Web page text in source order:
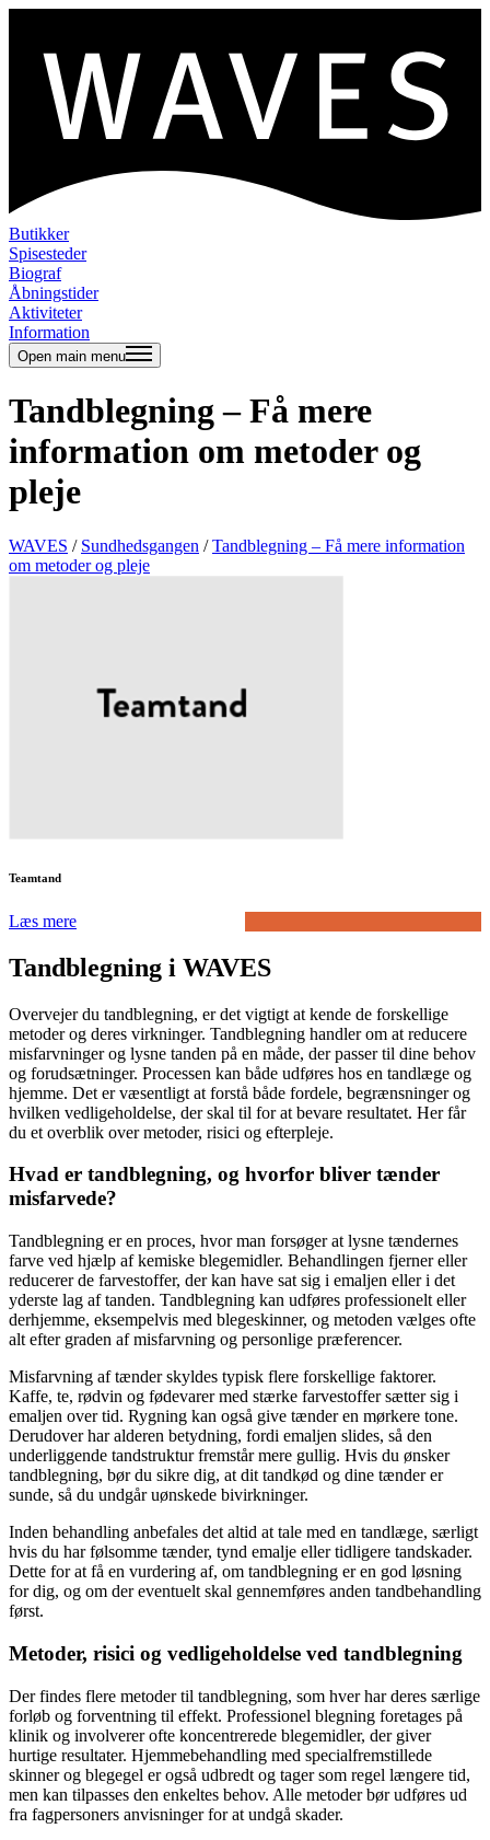
Butikker
Spisesteder
Biograf
Åbningstider
Aktiviteter
Information
Open main menu
Tandblegning – Få mere
information om metoder og
pleje
WAVES / Sundhedsgangen /Tandblegning – Få mere information
om metoder og pleje
Teamtand
Læs mere
Tandblegning i WAVES
Overvejer du tandblegning, er det vigtigt at kende de forskellige
metoder og deres virkninger. Tandblegning handler om at reducere
misfarvninger og lysne tanden på en måde, der passer til dine behov
og forudsætninger. Processen kan både udføres hos en tandlæge og
hjemme. Det er væsentligt at forstå både fordele, begrænsninger og
hvilken vedligeholdelse, der skal til for at bevare resultatet. Her får
du et overblik over metoder, risici og efterpleje.
Hvad er tandblegning, og hvorfor bliver tænder
misfarvede?
Tandblegning er en proces, hvor man forsøger at lysne tændernes
farve ved hjælp af kemiske blegemidler. Behandlingen fjerner eller
reducerer de farvestoffer, der kan have sat sig i emaljen eller i det
yderste lag af tanden. Tandblegning kan udføres professionelt eller
derhjemme, eksempelvis med blegeskinner, og metoden vælges ofte
alt efter graden af misfarvning og personlige præferencer.
Misfarvning af tænder skyldes typisk flere forskellige faktorer.
Kaffe, te, rødvin og fødevarer med stærke farvestoffer sætter sig i
emaljen over tid. Rygning kan også give tænder en mørkere tone.
Derudover har alderen betydning, fordi emaljen slides, så den
underliggende tandstruktur fremstår mere gullig. Hvis du ønsker
tandblegning, bør du sikre dig, at dit tandkød og dine tænder er
sunde, så du undgår uønskede bivirkninger.
Inden behandling anbefales det altid at tale med en tandlæge, særligt
hvis du har følsomme tænder, tynd emalje eller tidligere tandskader.
Dette for at få en vurdering af, om tandblegning er en god løsning
for dig, og om der eventuelt skal gennemføres anden tandbehandling
først.
Metoder, risici og vedligeholdelse ved tandblegning
Der findes flere metoder til tandblegning, som hver har deres særlige
forløb og forventning til effekt. Professionel blegning foretages på
klinik og involverer ofte koncentrerede blegemidler, der giver
hurtige resultater. Hjemmebehandling med specialfremstillede
skinner og blegegel er også udbredt og tager som regel længere tid,
men kan tilpasses den enkeltes behov. Alle metoder bør udføres ud
fra fagpersoners anvisninger for at undgå skader.